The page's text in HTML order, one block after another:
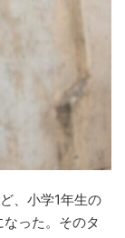
、小学1年生の
った。そのタ